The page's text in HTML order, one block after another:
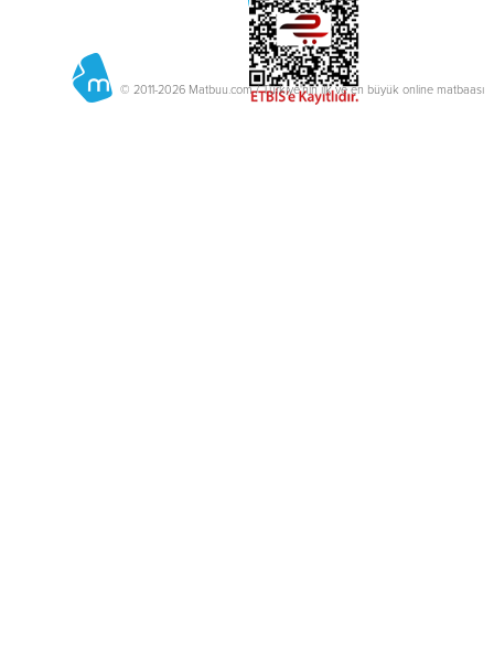
© 2011-2026 Matbuu.com / Türkiye'nin ilk ve en büyük online matbaası